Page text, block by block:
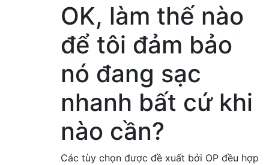
OK, làm thế nào
để tôi đảm bảo
nó đang sạc
nhanh bất cứ khi
nào cần?
Các tùy chọn được đề xuất bởi OP đều hợp